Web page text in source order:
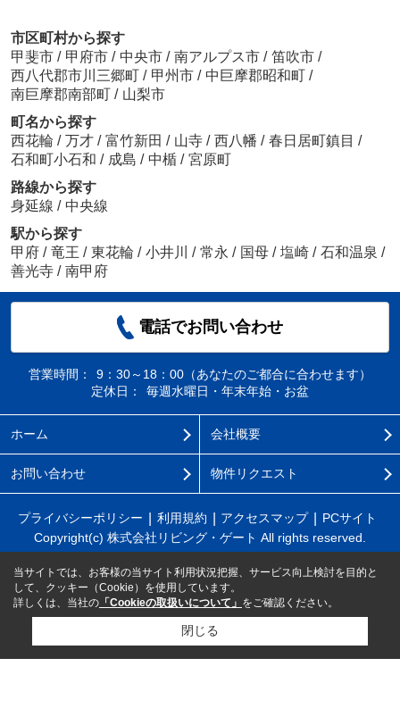
市区町村から探す
甲斐市 / 甲府市 / 中央市 / 南アルプス市 / 笛吹市 /
西八代郡市川三郷町 / 甲州市 / 中巨摩郡昭和町 /
南巨摩郡南部町 / 山梨市
町名から探す
西花輪 / 万才 / 富竹新田 / 山寺 / 西八幡 / 春日居町鎮目 /
石和町小石和 / 成島 / 中楯 / 宮原町
路線から探す
身延線 / 中央線
駅から探す
甲府 / 竜王 / 東花輪 / 小井川 / 常永 / 国母 / 塩崎 / 石和温泉 /
善光寺 / 南甲府
電話でお問い合わせ
営業時間：
9：30～18：00（あなたのご都合に合わせます）
定休日：
毎週水曜日・年末年始・お盆
ホーム 会社概要
お問い合わせ 物件リクエスト
プライバシーポリシー 利用規約 アクセスマップ
PCサイト
Copyright(c) 株式会社リビング・ゲート All rights reserved.
当サイトでは、お客様の当サイト利用状況把握、サービス向上検討を目的と
して、クッキー（Cookie）を使用しています。
詳しくは、当社の 「Cookieの取扱いについて」 をご確認ください。
閉じる